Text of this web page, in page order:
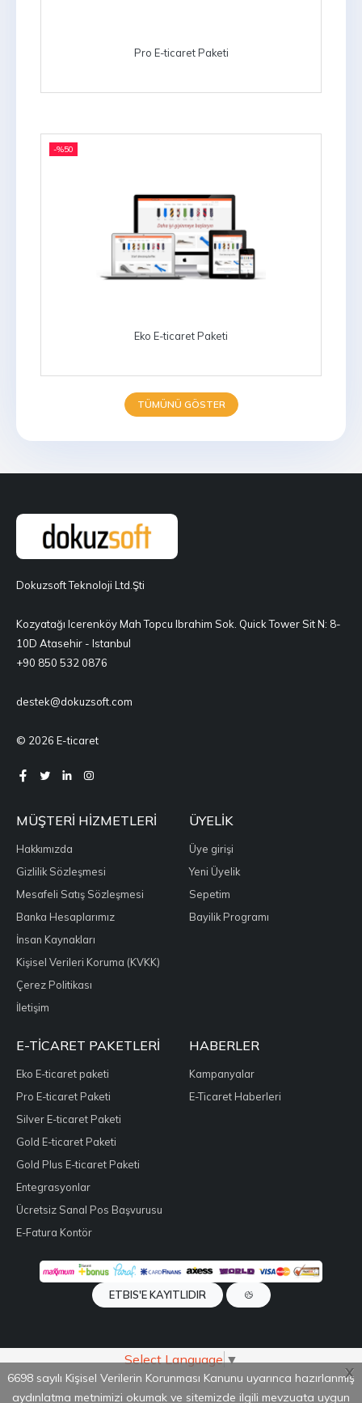
Aramada Otomatik tamamlama
ödeme
Sipariş sırasında hediye paketi
Sipariş sırasında kargoya ve özel not
bırakabilme
Üye olmadan sipariş verebilme
Ürüne yorum yazma
sistemi
Ürünü Facebook, digg, google gibi
sosyal networklerde paylaşma
Kampanyadakiler, En çok satanlar
resimsiz modül tanımlama
Haberler
Anket yayınlama
Pro E-ticaret Paketi
-%50
Eko E-ticaret Paketi
TÜMÜNÜ GÖSTER
Dokuzsoft Teknoloji Ltd.Şti
Kozyatağı Icerenköy Mah Topcu Ibrahim Sok. Quick Tower Sit N: 8-
10D Atasehir - Istanbul
+90 850 532 0876
destek@dokuzsoft.com
© 2026 E-ticaret
MÜŞTERI HIZMETLERI
Hakkımızda
Gizlilik Sözleşmesi
Mesafeli Satış Sözleşmesi
Banka Hesaplarımız
İnsan Kaynakları
Kişisel Verileri Koruma (KVKK)
Çerez Politikası
İletişim
ÜYELIK
Üye girişi
Yeni Üyelik
Sepetim
Bayilik Programı
E-TICARET PAKETLERI
Eko E-ticaret paketi
Pro E-ticaret Paketi
Silver E-ticaret Paketi
Gold E-ticaret Paketi
Gold Plus E-ticaret Paketi
Entegrasyonlar
Ücretsiz Sanal Pos Başvurusu
E-Fatura Kontör
HABERLER
Kampanyalar
E-Ticaret Haberleri
ETBIS'E KAYITLIDIR
6698 sayılı Kişisel Verilerin Korunması Kanunu uyarınca hazırlanmış
aydınlatma metnimizi okumak ve sitemizde ilgili mevzuata uygun
X
Select Language▼